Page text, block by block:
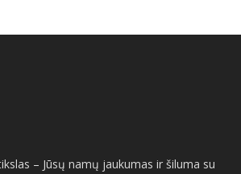
– Jūsų namų jaukumas ir šiluma su